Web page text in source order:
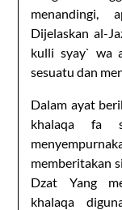
menandingi,
Dijelaskan al-
kulli syay` wa
sesuatu dan
Dalam ayat
khalaqa fa
memberitakan
Dzat Yang
khalaqa